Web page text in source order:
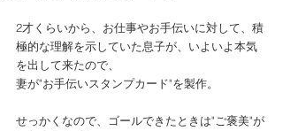
2才くらいから、お仕事やお手伝いに対して、積
極的な理解を示していた息子が、いよいよ本気
を出して来たので、
妻が"お手伝いスタンプカード"を製作。
せっかくなので、ゴールできたときは"ご褒美"が